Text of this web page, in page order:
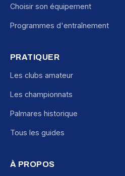
Choisir son équipement
Programmes d'entraînement
PRATIQUER
Les clubs amateur
Les championnats
Palmares historique
Tous les guides
À PROPOS